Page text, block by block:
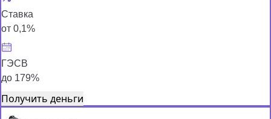
Ставка
от 0,1%
ГЭСВ
до 179%
Получить деньги